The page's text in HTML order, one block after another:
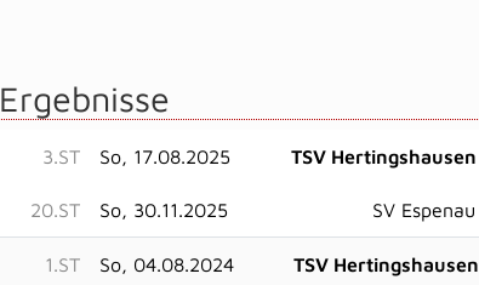
3.ST So, 17.08.2025 TSV Hertingshausen
20.ST So, 30.11.2025 SV Espenau
1.ST So, 04.08.2024 TSV Hertingshausen